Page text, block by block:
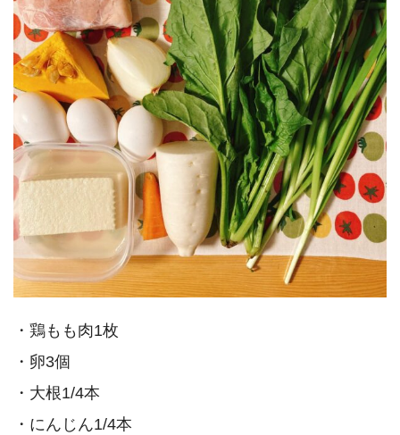
・鶏もも肉1枚
・卵3個
・大根1/4本
・にんじん1/4本